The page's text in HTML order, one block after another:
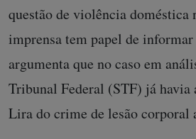
questão de violência doméstica
imprensa tem papel de informar
argumenta que no caso em
Tribunal Federal (STF) já
Lira do crime de lesão corporal